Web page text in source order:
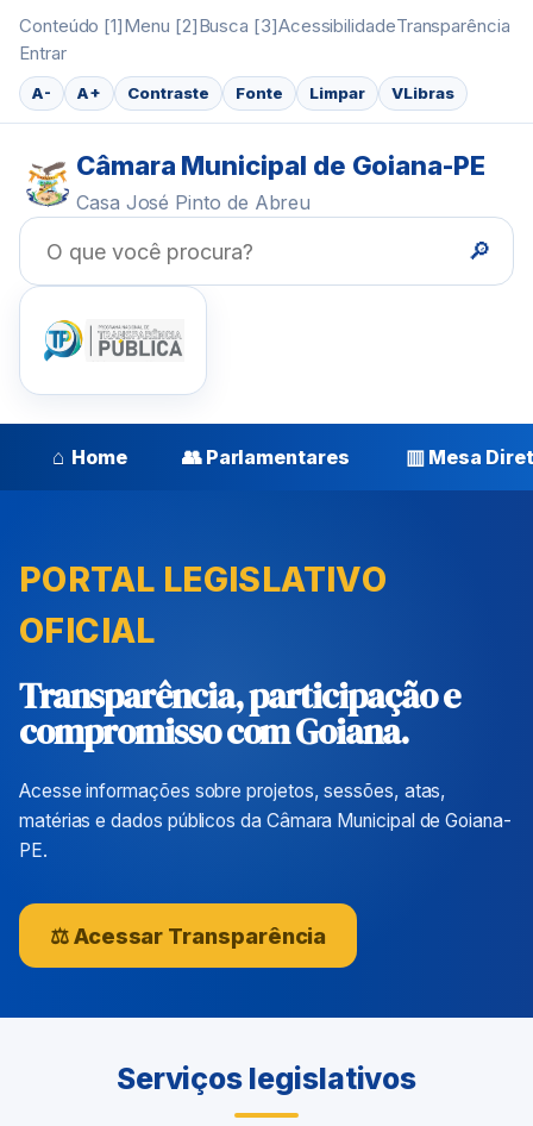
Conteúdo [1]Menu [2]Busca [3]AcessibilidadeTransparência
Entrar
A- A+ Contraste Fonte Limpar VLibras
Câmara Municipal de Goiana-PE
Casa José Pinto de Abreu
🔎
⌂ Home 👥 Parlamentares ▥ Mesa
PORTAL LEGISLATIVO
OFICIAL
Transparência, participação e
compromisso com Goiana.
Acesse informações sobre projetos, sessões, atas,
matérias e dados públicos da Câmara Municipal de Goiana-
PE.
⚖ Acessar Transparência
Serviços legislativos